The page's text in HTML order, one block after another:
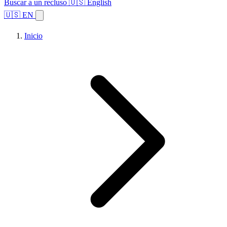
Buscar a un recluso 🇺🇸 English
🇺🇸 EN
Inicio